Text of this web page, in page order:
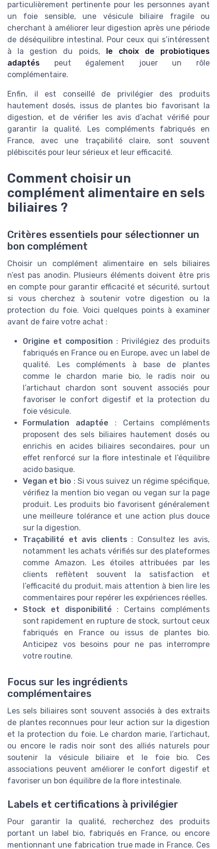
particulièrement pertinente pour les personnes ayant
un foie sensible, une vésicule biliaire fragile ou
cherchant à améliorer leur digestion après une période
de déséquilibre intestinal. Pour ceux qui s’intéressent
à la gestion du poids, le choix de probiotiques
adaptés peut également jouer un rôle
complémentaire.
Enfin, il est conseillé de privilégier des produits
hautement dosés, issus de plantes bio favorisant la
digestion, et de vérifier les avis d’achat vérifié pour
garantir la qualité. Les compléments fabriqués en
France, avec une traçabilité claire, sont souvent
plébiscités pour leur sérieux et leur efficacité.
Comment choisir un
complément alimentaire en sels
biliaires ?
Critères essentiels pour sélectionner un
bon complément
Choisir un complément alimentaire en sels biliaires
n’est pas anodin. Plusieurs éléments doivent être pris
en compte pour garantir efficacité et sécurité, surtout
si vous cherchez à soutenir votre digestion ou la
protection du foie. Voici quelques points à examiner
avant de faire votre achat :
Origine et composition : Privilégiez des produits
fabriqués en France ou en Europe, avec un label de
qualité. Les compléments à base de plantes
comme le chardon marie bio, le radis noir ou
l’artichaut chardon sont souvent associés pour
favoriser le confort digestif et la protection du
foie vésicule.
Formulation adaptée : Certains compléments
proposent des sels biliaires hautement dosés ou
enrichis en acides biliaires secondaires, pour un
effet renforcé sur la flore intestinale et l’équilibre
acido basique.
Vegan et bio : Si vous suivez un régime spécifique,
vérifiez la mention bio vegan ou vegan sur la page
produit. Les produits bio favorisent généralement
une meilleure tolérance et une action plus douce
sur la digestion.
Traçabilité et avis clients : Consultez les avis,
notamment les achats vérifiés sur des plateformes
comme Amazon. Les étoiles attribuées par les
clients reflètent souvent la satisfaction et
l’efficacité du produit, mais attention à bien lire les
commentaires pour repérer les expériences réelles.
Stock et disponibilité : Certains compléments
sont rapidement en rupture de stock, surtout ceux
fabriqués en France ou issus de plantes bio.
Anticipez vos besoins pour ne pas interrompre
votre routine.
Focus sur les ingrédients
complémentaires
Les sels biliaires sont souvent associés à des extraits
de plantes reconnues pour leur action sur la digestion
et la protection du foie. Le chardon marie, l’artichaut,
ou encore le radis noir sont des alliés naturels pour
soutenir la vésicule biliaire et le foie bio. Ces
associations peuvent améliorer le confort digestif et
favoriser un bon équilibre de la flore intestinale.
Labels et certifications à privilégier
Pour garantir la qualité, recherchez des produits
portant un label bio, fabriqués en France, ou encore
mentionnant une fabrication true made in France. Ces